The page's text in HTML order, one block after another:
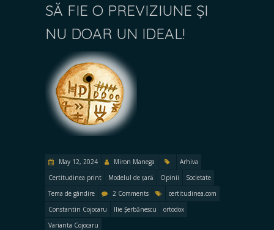
SĂ FIE O PREVIZIUNE ȘI
NU DOAR UN IDEAL!
May 12, 2024 Miron Manega
Arhiva
Certitudinea print
Modelul de țară Opinii
Societate
Tema de gândire
2 Comments
certitudinea.com
Constantin Cojocaru
Ilie Șerbănescu
ortodox
Varianta Cojocaru